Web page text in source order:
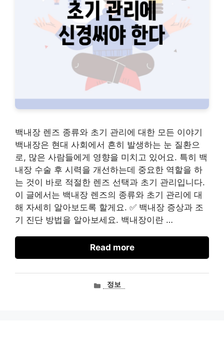
백내장 렌즈 종류와 초기 관리에 대한 모든 이야기
백내장은 현대 사회에서 흔히 발생하는 눈 질환으
로, 많은 사람들에게 영향을 미치고 있어요. 특히 백
내장 수술 후 시력을 개선하는데 중요한 역할을 하
는 것이 바로 적절한 렌즈 선택과 초기 관리입니다.
이 글에서는 백내장 렌즈의 종류와 초기 관리에 대
해 자세히 알아보도록 할게요. ✅ 백내장 증상과 조
기 진단 방법을 알아보세요. 백내장이란 …
Read more
카정보